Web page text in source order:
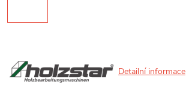
Detailní informace